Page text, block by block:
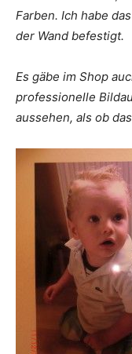
Farben. Ich habe
der Wand befestigt.
Es gäbe im Shop
professionelle
aussehen, als ob